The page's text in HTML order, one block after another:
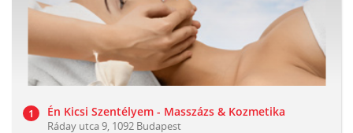
Én Kicsi Szentélyem - Masszázs & Kozmetika
Ráday utca 9, 1092 Budapest